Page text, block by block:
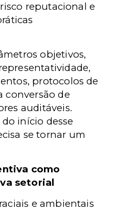
reputacional e
objetivos,
protocolos de
conversão de
auditáveis.
início desse
se tornar um
como
setorial
e ambientais